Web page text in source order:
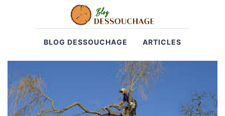
BLOG DESSOUCHAGE ARTICLES